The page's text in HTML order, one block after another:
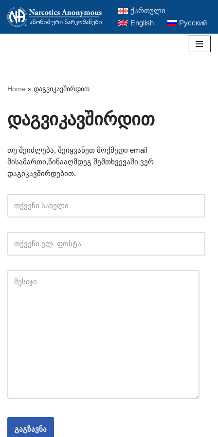
Skip
ქართული
English
Русский
Home » დაგვიკავშირდით
დაგვიკავშირდით
თუ შეიძლება, შეიყვანეთ მოქმედი email
მისამართი,წინააღმდეგ შემთხვევაში ვერ
დაგიკავშირდებით.